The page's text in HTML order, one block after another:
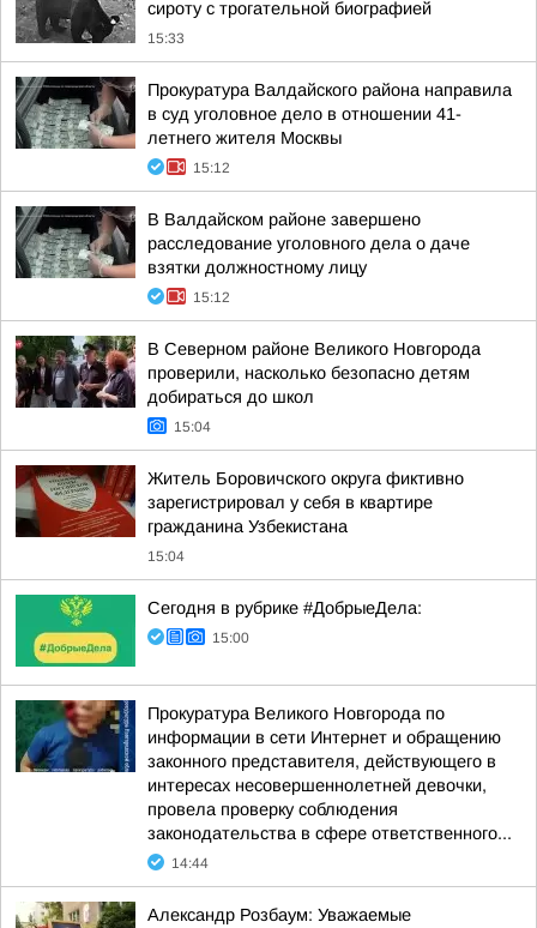
сироту с трогательной биографией
15:33
Прокуратура Валдайского района направила
в суд уголовное дело в отношении 41-
летнего жителя Москвы
15:12
В Валдайском районе завершено
расследование уголовного дела о даче
взятки должностному лицу
15:12
В Северном районе Великого Новгорода
проверили, насколько безопасно детям
добираться до школ
15:04
Житель Боровичского округа фиктивно
зарегистрировал у себя в квартире
гражданина Узбекистана
15:04
Сегодня в рубрике #ДобрыеДела:
15:00
Прокуратура Великого Новгорода по
информации в сети Интернет и обращению
законного представителя, действующего в
интересах несовершеннолетней девочки,
провела проверку соблюдения
законодательства в сфере ответственного...
14:44
Александр Розбаум: Уважаемые